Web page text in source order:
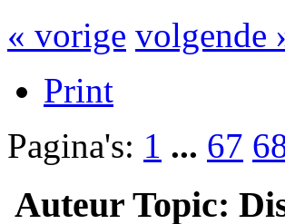
« vorige volgende
Print
Pagina's: 1 ... 67
Auteur Topic: